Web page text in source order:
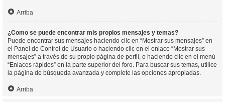
Arriba
¿Como se puede encontrar mis propios mensajes y temas?
Puede encontrar sus mensajes haciendo clic en “Mostrar sus mensajes” en
el Panel de Control de Usuario o haciendo clic en el enlace “Mostrar sus
mensajes” a través de su propio página de perfil, o haciendo clic en el menú
“Enlaces rápidos” en la parte superior del foro. Para buscar sus temas, utilice
la página de búsqueda avanzada y complete las opciones apropiadas.
Arriba